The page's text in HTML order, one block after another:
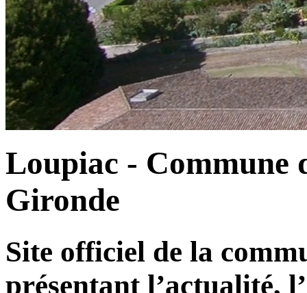
Loupiac - Commune
Gironde
Site officiel de la
présentant l’actualité,